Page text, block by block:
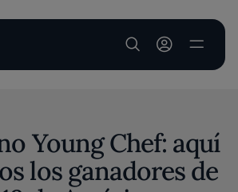
User account
Young Chef: aquí
los ganadores de